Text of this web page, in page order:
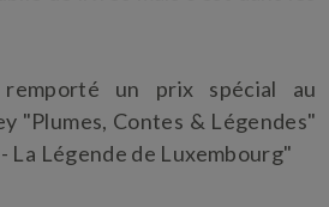
un prix spécial au
"Plumes, Contes & Légendes"
La Légende de Luxembourg"